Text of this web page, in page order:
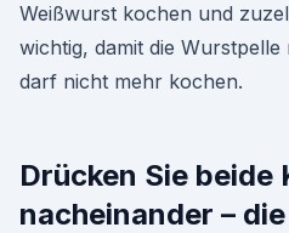
Weißwurst kochen und
wichtig, damit die
darf nicht mehr kochen.
Drücken Sie beide
nacheinander –